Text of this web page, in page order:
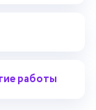
работы